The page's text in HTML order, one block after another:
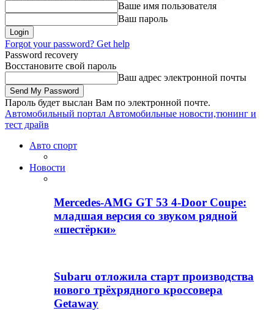
Ваше имя пользователя
Ваш пароль
Forgot your password? Get help
Password recovery
Восстановите свой пароль
Ваш адрес электронной почты
Пароль будет выслан Вам по электронной почте.
Автомобильный портал Автомобильные новости,тюнинг и
тест драйв
Авто спорт
Новости
Mercedes-AMG GT 53 4-Door Coupe:
младшая версия со звуком рядной
«шестёрки»
Subaru отложила старт производства
нового трёхрядного кроссовера
Getaway